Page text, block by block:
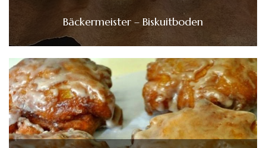
Bäckermeister – Biskuitboden